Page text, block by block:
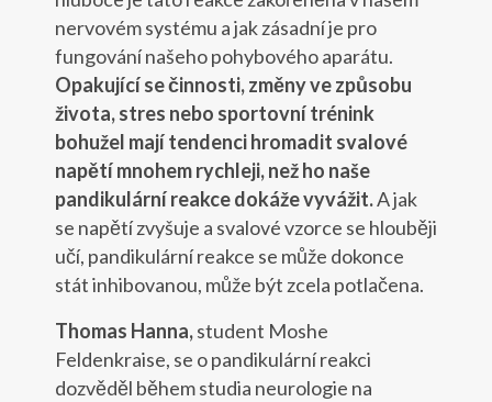
nervovém systému a jak zásadní je pro
fungování našeho pohybového aparátu.
Opakující se činnosti, změny ve způsobu
života, stres nebo sportovní trénink
bohužel mají tendenci hromadit svalové
napětí mnohem rychleji, než ho naše
pandikulární reakce dokáže vyvážit.A jak
se napětí zvyšuje a svalové vzorce se hlouběji
učí, pandikulární reakce se může dokonce
stát inhibovanou, může být zcela potlačena.
Thomas Hanna,student Moshe
Feldenkraise, se o pandikulární reakci
dozvěděl během studia neurologie na